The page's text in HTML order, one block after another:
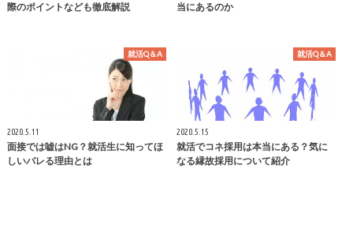
際のポイントなども徹底解説
当にあるのか
就活Q＆A
2020.5.11
面接では嘘はNG？就活生に知ってほ
しいバレる理由とは
就活Q＆A
2020.5.15
就活でコネ採用は本当にある？気に
なる縁故採用について紹介